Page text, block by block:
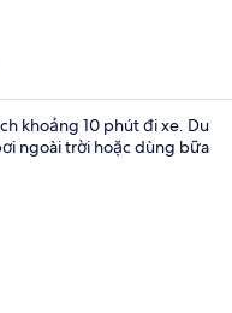
khoảng 10 phút đi xe. Du
ngoài trời hoặc dùng bữa